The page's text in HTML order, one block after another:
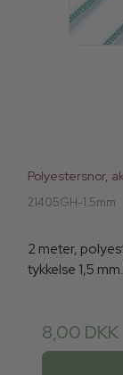
Polyestersnor,
21405GH-1.5mm
2 meter,
tykkelse 1,5
8,00 DKK